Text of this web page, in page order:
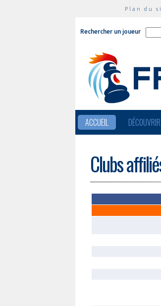
Plan du
Rechercher un joueur
ACCUEIL DÉCOUVRIR
Clubs